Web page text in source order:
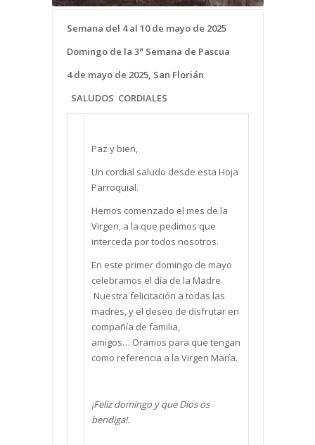
Semana del 4 al 10 de mayo de 2025
Domingo de la 3ª Semana de Pascua
4 de mayo de 2025, San Florián
SALUDOS CORDIALES
Paz y bien,
Un cordial saludo desde esta Hoja
Parroquial.
Hemos comenzado el mes de la
Virgen, a la que pedimos que
interceda por todos nosotros.
En este primer domingo de mayo
celebramos el día de la Madre.
Nuestra felicitación a todas las
madres, y el deseo de disfrutar en
compañía de familia,
amigos… Oramos para que tengan
como referencia a la Virgen María.
¡Feliz domingo y que Dios os
bendiga!.